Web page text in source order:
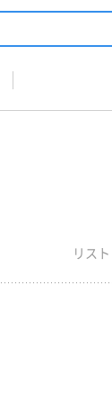
リスト